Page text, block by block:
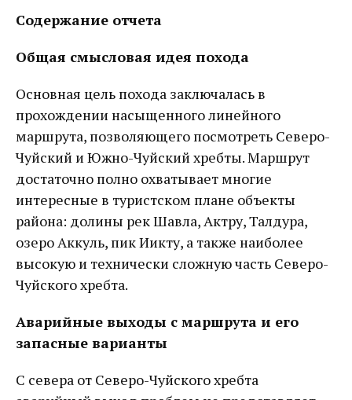
Содержание отчета
Общая смысловая идея похода
Основная цель похода заключалась в
прохождении насыщенного линейного
маршрута, позволяющего посмотреть Северо-
Чуйский и Южно-Чуйский хребты. Маршрут
достаточно полно охватывает многие
интересные в туристском плане объекты
района: долины рек Шавла, Актру, Талдура,
озеро Аккуль, пик Иикту, а также наиболее
высокую и технически сложную часть Северо-
Чуйского хребта.
Аварийные выходы с маршрута и его
запасные варианты
С севера от Северо-Чуйского хребта